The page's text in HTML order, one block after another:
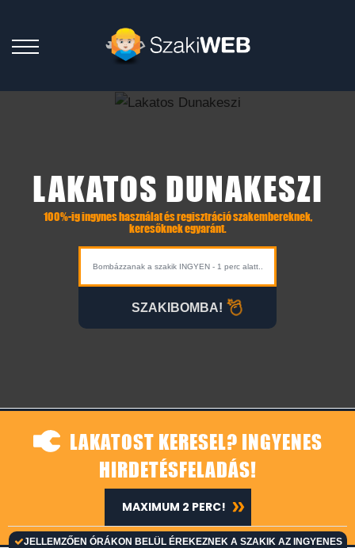
LAKATOS DUNAKESZI
100%-ig ingynes használat és regisztráció szakembereknek,
keresőknek egyaránt.
SZAKIBOMBA!
LAKATOST KERESEL? INGYENES
HIRDETÉSFELADÁS!
JELLEMZŐEN ÓRÁKON BELÜL ÉREKEZNEK A SZAKIK AZ INGYENES
MAXIMUM 2 PERC!